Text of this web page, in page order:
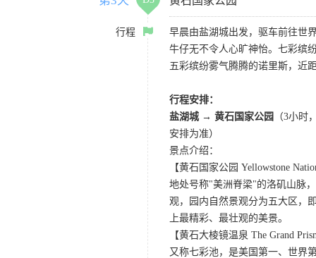
行程
早晨由盐湖城出发，驱车前往世
牛仔无不令人心旷神怡。七彩缤
五彩缤纷雾气腾腾的诺里斯，近
行程安排：
盐湖城 → 黄石国家公园
（3小时
安排为准）
景点介绍：
【黄石国家公园 Yellowstone
地处号称"美洲脊梁"的洛矶山脉
观，园内自然景观分为五大区，
上最精彩、最壮观的美景。
【黄石大棱镜温泉 The Grand
又称七彩池，是美国第一、世界